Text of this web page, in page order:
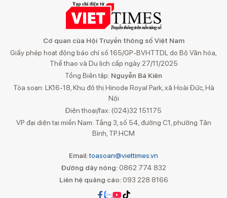
Cơ quan của Hội Truyền thông số Việt Nam
Giấy phép hoạt động báo chí số 165/GP-BVHTTDL do Bộ Văn hóa,
Thể thao và Du lịch cấp ngày 27/11/2025
Tổng Biên tập: Nguyễn Bá Kiên
Tòa soạn: LK16-18, Khu đô thị Hinode Royal Park, xã Hoài Đức, Hà
Nội
Điện thoại/fax: (024)32 151175
VP đại diện tại miền Nam: Tầng 3, số 54, đường C1, phường Tân
Bình, TP.HCM
Email:toasoan@viettimes.vn
Đường dây nóng: 0862 774 832
Liên hệ quảng cáo:093 228 8166